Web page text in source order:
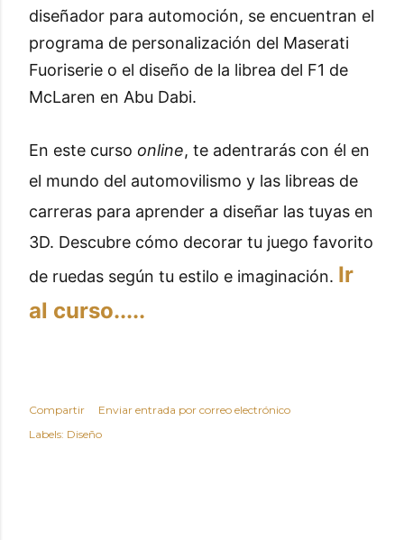
diseñador para automoción, se encuentran el
programa de personalización del Maserati
Fuoriserie o el diseño de la librea del F1 de
McLaren en Abu Dabi.
En este curso online, te adentrarás con él en
el mundo del automovilismo y las libreas de
carreras para aprender a diseñar las tuyas en
3D. Descubre cómo decorar tu juego favorito
de ruedas según tu estilo e imaginación. Ir
al curso.....
Compartir
Enviar entrada por correo electrónico
Labels: Diseño